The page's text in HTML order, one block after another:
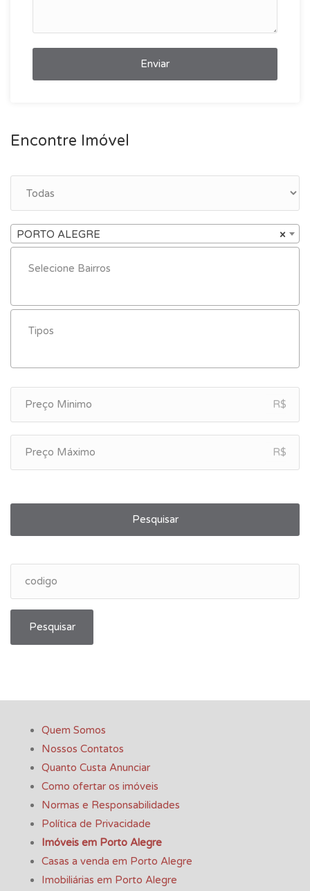
Enviar
Encontre Imóvel
×
PORTO ALEGRE
R$
R$
Pesquisar
Pesquisar
Quem Somos
Nossos Contatos
Quanto Custa Anunciar
Como ofertar os imóveis
Normas e Responsabilidades
Política de Privacidade
Imóveis em Porto Alegre
Casas a venda em Porto Alegre
Imobiliárias em Porto Alegre